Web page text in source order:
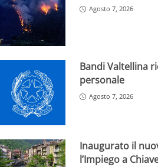
Agosto 7, 2026
Bandi Valtellina
personale
Agosto 7, 2026
Inaugurato il
l’Impiego a